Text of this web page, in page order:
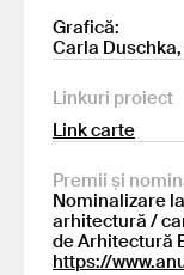
Grafică:
Carla
Linkuri proiect
Link carte
Premii și
Nominalizare
arhitectură /
de Arhitectură
https://